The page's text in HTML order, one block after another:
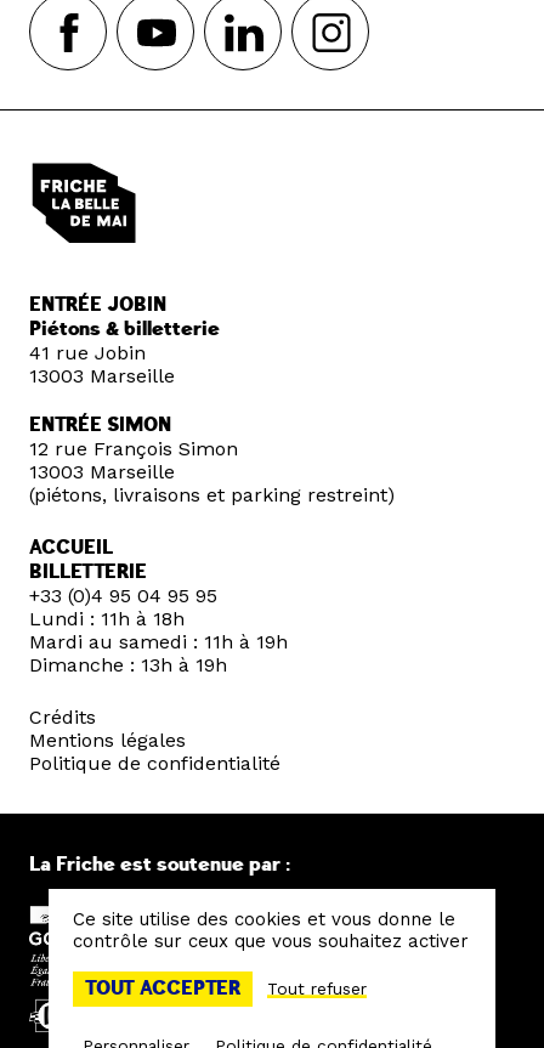
ENTRÉE JOBIN
Piétons & billetterie
41 rue Jobin
13003 Marseille
ENTRÉE SIMON
12 rue François Simon
13003 Marseille
(piétons, livraisons et parking restreint)
ACCUEIL
BILLETTERIE
+33 (0)4 95 04 95 95
Lundi : 11h à 18h
Mardi au samedi : 11h à 19h
Dimanche : 13h à 19h
Crédits
Mentions légales
Politique de confidentialité
La Friche est soutenue par :
Ce site utilise des cookies et vous donne le
contrôle sur ceux que vous souhaitez activer
TOUT ACCEPTER Tout refuser